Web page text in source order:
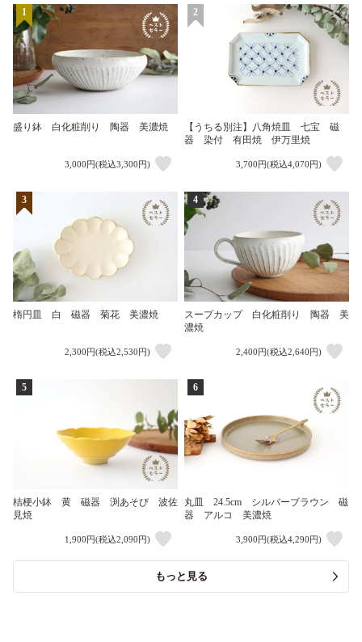
1
盛り鉢 白化粧削り 陶器 美濃焼
3,000円(税込3,300円)
2
【うちる別注】八角焼皿 七宝 磁
器 染付 有田焼 伊万里焼
3,700円(税込4,070円)
3
楕円皿 白 磁器 菊花 美濃焼
2,300円(税込2,530円)
4
スープカップ 白化粧削り 陶器 美
濃焼
2,400円(税込2,640円)
5
桔梗小鉢 黄 磁器 渕あそび 波佐
見焼
1,900円(税込2,090円)
6
丸皿 24.5cm シルバーブラウン 磁
器 アルコ 美濃焼
3,900円(税込4,290円)
もっと見る